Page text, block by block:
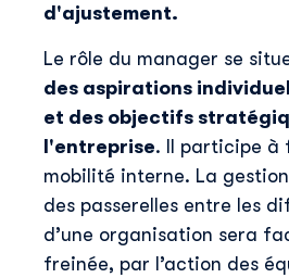
d'ajustement.
Le rôle du manager se
des aspirations
et des objectifs
l'entreprise. Il participe à
mobilité interne. La
des passerelles entre les
d’une organisation sera
freinée, par l’action des